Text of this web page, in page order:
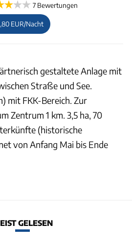
7 Bewertungen
EUR/Nacht
gestaltete Anlage mit
Straße und See.
mit FKK-Bereich. Zur
Zentrum 1 km. 3,5 ha, 70
(historische
von Anfang Mai bis Ende
GELESEN